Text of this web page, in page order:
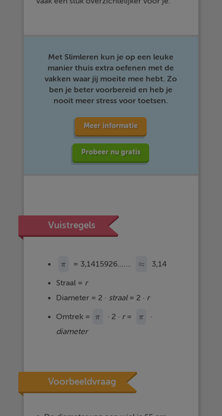
Met Slimleren kun je op een leuke
manier thuis extra oefenen met de
vakken waar jij moeite mee hebt. Zo
ben je beter voorbereid en heb je
nooit meer stress voor toetsen.
Meer informatie
Probeer nu gratis
Vuistregels
π
π = 3,1415926....... ≈
≈ 3,14
Straal = r
Diameter = 2 · straal= 2 · r
Omtrek = π
π · 2 · r= π
π
·
diameter
Voorbeeldvraag